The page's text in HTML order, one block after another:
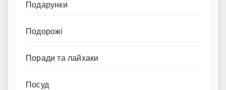
Подарунки
Подорожі
Поради та лайхаки
Посуд